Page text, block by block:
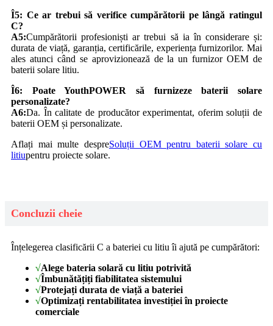
Î5: Ce ar trebui să verifice cumpărătorii pe lângă ratingul
C?
A5:Cumpărătorii profesioniști ar trebui să ia în considerare și:
durata de viață, garanția, certificările, experiența furnizorilor. Mai
ales atunci când se aprovizionează de la un furnizor OEM de
baterii solare litiu.
Î6: Poate YouthPOWER să furnizeze baterii solare
personalizate?
A6:Da. În calitate de producător experimentat, oferim soluții de
baterii OEM și personalizate.
Aflați mai multe despreSoluții OEM pentru baterii solare cu
litiupentru proiecte solare.
Concluzii cheie
Înțelegerea clasificării C a bateriei cu litiu îi ajută pe cumpărători:
√Alege bateria solară cu litiu potrivită
√Îmbunătățiți fiabilitatea sistemului
√Protejați durata de viață a bateriei
√Optimizați rentabilitatea investiției în proiecte
comerciale